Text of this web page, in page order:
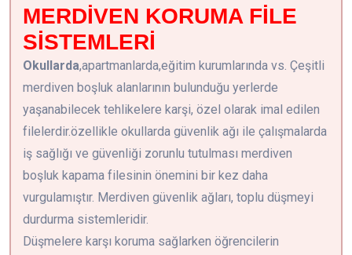
MERDİVEN KORUMA FİLE
SİSTEMLERİ
Okullarda,apartmanlarda,eğitim kurumlarında vs. Çeşitli
merdiven boşluk alanlarının bulunduğu yerlerde
yaşanabilecek tehlikelere karşi, özel olarak imal edilen
filelerdir.özellikle okullarda güvenlik ağı ile çalışmalarda
iş sağlığı ve güvenliği zorunlu tutulması merdiven
boşluk kapama filesinin önemini bir kez daha
vurgulamıştır. Merdiven güvenlik ağları, toplu düşmeyi
durdurma sistemleridir.
Düşmelere karşı koruma sağlarken öğrencilerin